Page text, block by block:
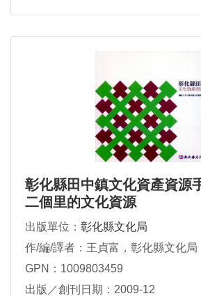
彰化縣田中鎮文化資產資源
二個里的文化資源
出版單位： 彰化縣文化局
作/編/譯者：王貞富，彰化縣文化局
GPN：1009803459
出版／創刊日期：2009-12